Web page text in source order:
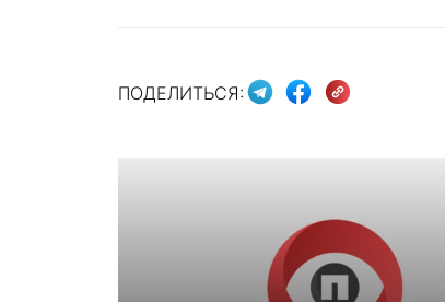
ПОДЕЛИТЬСЯ: